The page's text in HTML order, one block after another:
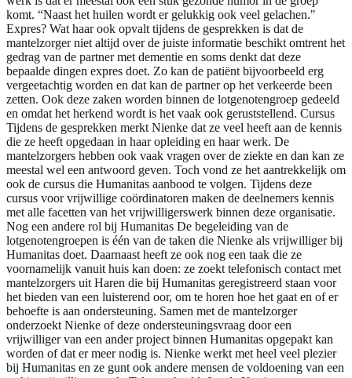
komt. “Naast het huilen wordt er gelukkig ook veel gelachen."
Expres? Wat haar ook opvalt tijdens de gesprekken is dat de
mantelzorger niet altijd over de juiste informatie beschikt omtrent het
gedrag van de partner met dementie en soms denkt dat deze
bepaalde dingen expres doet. Zo kan de patiënt bijvoorbeeld erg
vergeetachtig worden en dat kan de partner op het verkeerde been
zetten. Ook deze zaken worden binnen de lotgenotengroep gedeeld
en omdat het herkend wordt is het vaak ook geruststellend. Cursus
Tijdens de gesprekken merkt Nienke dat ze veel heeft aan de kennis
die ze heeft opgedaan in haar opleiding en haar werk. De
mantelzorgers hebben ook vaak vragen over de ziekte en dan kan ze
meestal wel een antwoord geven. Toch vond ze het aantrekkelijk om
ook de cursus die Humanitas aanbood te volgen. Tijdens deze
cursus voor vrijwillige coördinatoren maken de deelnemers kennis
met alle facetten van het vrijwilligerswerk binnen deze organisatie.
Nog een andere rol bij Humanitas De begeleiding van de
lotgenotengroepen is één van de taken die Nienke als vrijwilliger bij
Humanitas doet. Daarnaast heeft ze ook nog een taak die ze
voornamelijk vanuit huis kan doen: ze zoekt telefonisch contact met
mantelzorgers uit Haren die bij Humanitas geregistreerd staan voor
het bieden van een luisterend oor, om te horen hoe het gaat en of er
behoefte is aan ondersteuning. Samen met de mantelzorger
onderzoekt Nienke of deze ondersteuningsvraag door een
vrijwilliger van een ander project binnen Humanitas opgepakt kan
worden of dat er meer nodig is. Nienke werkt met heel veel plezier
bij Humanitas en ze gunt ook andere mensen de voldoening van een